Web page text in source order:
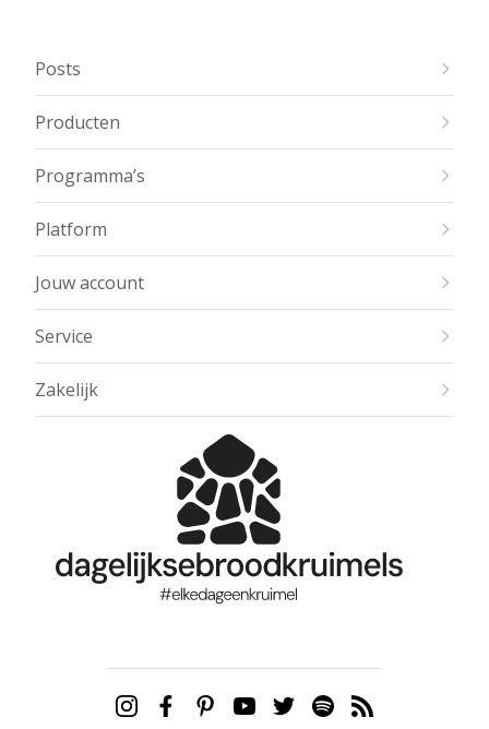
Posts
Producten
Programma’s
Platform
Jouw account
Service
Zakelijk